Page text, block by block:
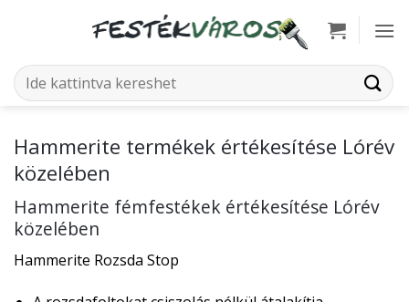
Keresés
a
Hammerite termékek értékesítése Lórév
közelében
Hammerite fémfestékek értékesítése Lórév
közelében
Hammerite Rozsda Stop